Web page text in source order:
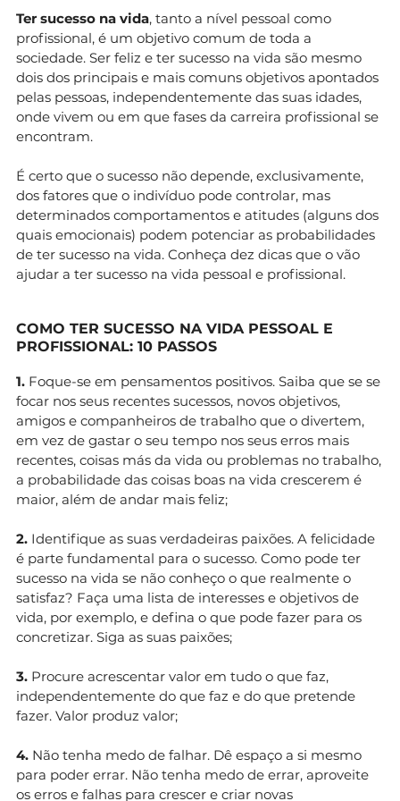
Ter sucesso na vida, tanto a nível pessoal como
profissional, é um objetivo comum de toda a
sociedade. Ser feliz e ter sucesso na vida são mesmo
dois dos principais e mais comuns objetivos apontados
pelas pessoas, independentemente das suas idades,
onde vivem ou em que fases da carreira profissional se
encontram.
É certo que o sucesso não depende, exclusivamente,
dos fatores que o indivíduo pode controlar, mas
determinados comportamentos e atitudes (alguns dos
quais emocionais) podem potenciar as probabilidades
de ter sucesso na vida. Conheça dez dicas que o vão
ajudar a ter sucesso na vida pessoal e profissional.
COMO TER SUCESSO NA VIDA PESSOAL E
PROFISSIONAL: 10 PASSOS
1. Foque-se em pensamentos positivos. Saiba que se se
focar nos seus recentes sucessos, novos objetivos,
amigos e companheiros de trabalho que o divertem,
em vez de gastar o seu tempo nos seus erros mais
recentes, coisas más da vida ou problemas no trabalho,
a probabilidade das coisas boas na vida crescerem é
maior, além de andar mais feliz;
2. Identifique as suas verdadeiras paixões. A felicidade
é parte fundamental para o sucesso. Como pode ter
sucesso na vida se não conheço o que realmente o
satisfaz? Faça uma lista de interesses e objetivos de
vida, por exemplo, e defina o que pode fazer para os
concretizar. Siga as suas paixões;
3. Procure acrescentar valor em tudo o que faz,
independentemente do que faz e do que pretende
fazer. Valor produz valor;
4. Não tenha medo de falhar. Dê espaço a si mesmo
para poder errar. Não tenha medo de errar, aproveite
os erros e falhas para crescer e criar novas